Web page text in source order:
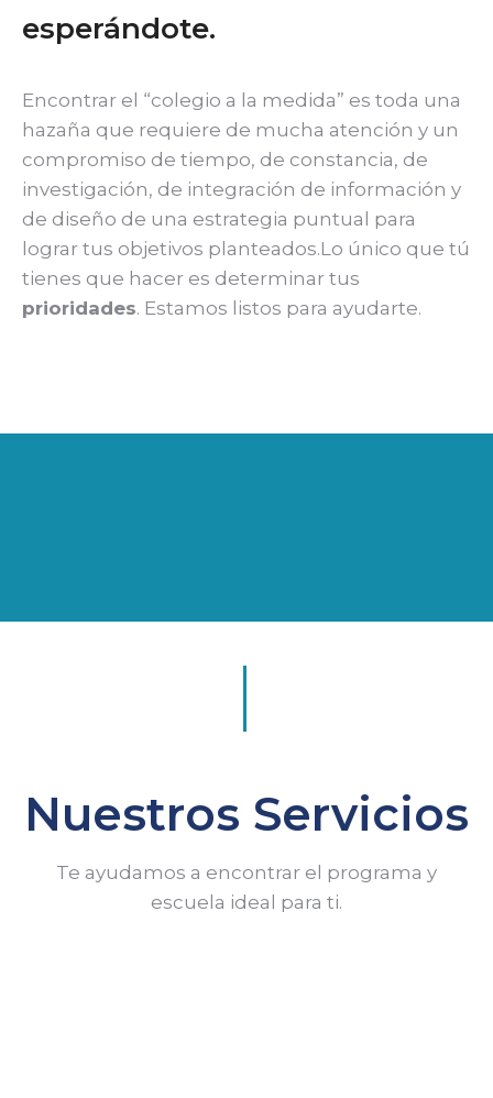
esperándote.
Encontrar el “colegio a la medida” es toda una
hazaña que requiere de mucha atención y un
compromiso de tiempo, de constancia, de
investigación, de integración de información y
de diseño de una estrategia puntual para
lograr tus objetivos planteados.Lo único que tú
tienes que hacer es determinar tus
prioridades. Estamos listos para ayudarte.
Nuestros Servicios
Te ayudamos a encontrar el programa y
escuela ideal para ti.